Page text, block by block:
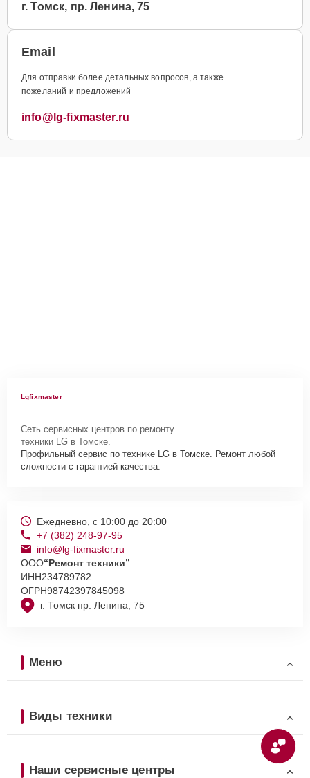
г. Томск, пр. Ленина, 75
Email
Для отправки более детальных вопросов, а также
пожеланий и предложений
info@lg-fixmaster.ru
Lgfixmaster
Сеть сервисных центров по ремонту
техники LG в Томске.
Профильный сервис по технике LG в Томске. Ремонт любой
сложности с гарантией качества.
г. Томск пр. Ленина, 75
Ежедневно, с 10:00 до 20:00
+7 (382) 248-97-95
info@lg-fixmaster.ru
ООО“Ремонт техники”
ИНН234789782
ОГРН98742397845098
Меню
Виды техники
Наши сервисные центры